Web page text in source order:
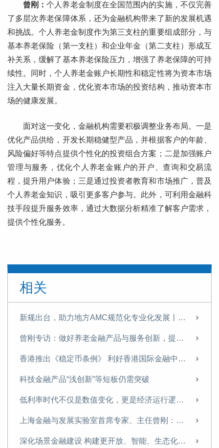
曾刚：个人养老金制度在全国范围内的实施，不仅完善
了多层次养老保障体系，还为金融机构带来了新的发展机遇
和挑战。个人养老金制度作为第三支柱的重要组成部分，与
基本养老保险（第一支柱）和企业年金（第二支柱）形成互
补关系，缓解了基本养老保险压力，增强了养老保障的可持
续性。同时，个人养老金账户长期性和稳定性将为资本市场
注入大量长期资金，优化资本市场的投资结构，推动资本市
场的健康发展。
面对这一变化，金融机构需要积极调整业务布局。一是
优化产品供给，开发长期稳健型产品，并根据客户的年龄、
风险偏好等特点提供个性化的投资组合方案；二是加强账户
管理与服务，优化个人养老金账户的开户、查询和交易流
程，提升用户体验；三是通过投资者教育和市场推广，普及
个人养老金知识，吸引更多客户参与。此外，可利用金融科
技手段提升服务效率，通过大数据分析精准了解客户需求，
提供个性化服务。
相关
新规出台，助力地方AMC规范化专业化发展丨曾刚专栏
曾刚专访：做好养老金融产品与服务创新，提升国民养老意识与养老储备
香港推出《稳定币条例》 利好香港国际金融中心建设
科技金融产品“浅创新”等短板仍需突破
低利率时代不仅是数值变化，更是经济运行逻辑的转变
上海金融与发展实验室首席专家、主任曾刚：聚焦培养新动能，以科技创新服务壮大耐心资本
深化场景金融建设 构建更开放、智能、生态化的金融服务体系